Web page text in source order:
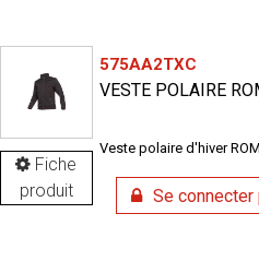
Fiche
produit
575AA2TXC
VESTE POLAIRE
Veste polaire d'hiver
Se